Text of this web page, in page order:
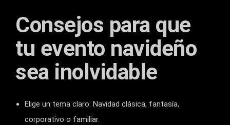
Consejos para que
tu evento navideño
sea inolvidable
Elige un tema claro: Navidad clásica, fantasía,
corporativo o familiar.